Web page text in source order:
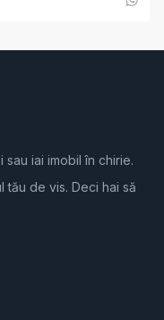
iai imobil în chirie.
tău de vis. Deci hai să